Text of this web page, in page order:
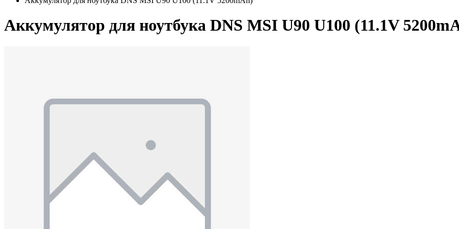
Аккумулятор для ноутбука DNS MSI U90 U100 (11.1V